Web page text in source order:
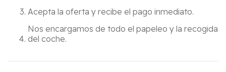
Acepta la oferta y recibe el pago inmediato.
Nos encargamos de todo el papeleo y la recogida
del coche.